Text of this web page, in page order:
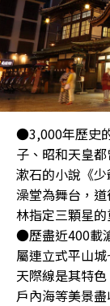
●3,000年歷史
子、昭和天皇
漱石的小說《
澡堂為舞台，
林指定三顆星
●歷盡近400載
屬連立式平山
天際線是其特
戶內海等美景盡